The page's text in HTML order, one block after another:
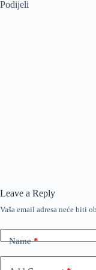
Podijeli
Leave a Reply
Vaša email adresa neće biti
Name*